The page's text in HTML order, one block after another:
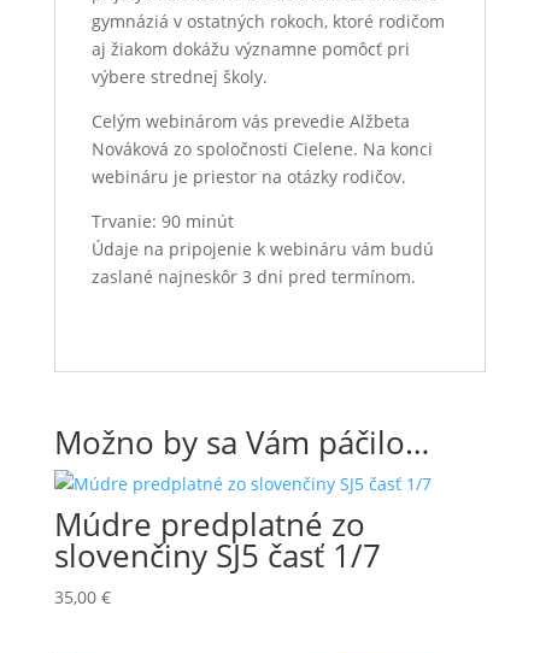
gymnáziá v ostatných rokoch, ktoré rodičom
aj žiakom dokážu významne pomôcť pri
výbere strednej školy.
Celým webinárom vás prevedie Alžbeta
Nováková zo spoločnosti Cielene. Na konci
webináru je priestor na otázky rodičov.
Trvanie: 90 minút
Údaje na pripojenie k webináru vám budú
zaslané najneskôr 3 dni pred termínom.
Možno by sa Vám páčilo…
Múdre predplatné zo
slovenčiny SJ5 časť 1/7
35,00 €